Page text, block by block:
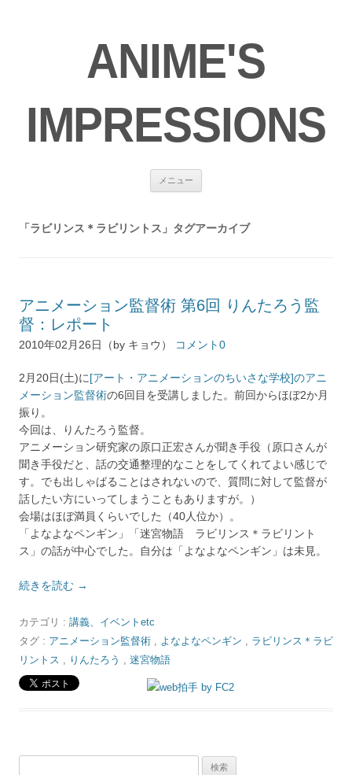
ANIME'S
IMPRESSIONS
メニュー
へ
「 ラビリンス＊ラビリントス 」タグアーカイブ
アニメーション監督術 第6回 りんたろう監
督：レポート
2010年02月26日（by キョウ） コメント0
2月20日(土)に[アート・アニメーションのちいさな学校]のアニ
メーション監督術の6回目を受講しました。前回からほぼ2か月
振り。
今回は、りんたろう監督。
アニメーション研究家の原口正宏さんが聞き手役（原口さんが
聞き手役だと、話の交通整理的なことをしてくれてよい感じで
す。でも出しゃばることはされないので、質問に対して監督が
話したい方にいってしまうこともありますが。）
会場はほぼ満員くらいでした（40人位か）。
「よなよなペンギン」「迷宮物語 ラビリンス＊ラビリント
ス」の話が中心でした。自分は「よなよなペンギン」は未見。
続きを読む →
カテゴリ : 講義、イベントetc
タグ : アニメーション監督術 , よなよなペンギン , ラビリンス＊ラビ
リントス , りんたろう , 迷宮物語